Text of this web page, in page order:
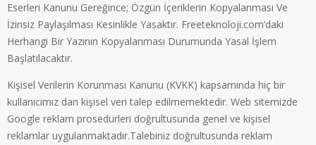
Eserleri Kanunu Gereğince; Özgün İçeriklerin Kopyalanması Ve
İzinsiz Paylaşılması Kesinlikle Yasaktır. Freeteknoloji.com’daki
Herhangi Bir Yazının Kopyalanması Durumunda Yasal İşlem
Başlatılacaktır.
Kişisel Verilerin Korunması Kanunu (KVKK) kapsamında hiç bir
kullanıcımız dan kişisel veri talep edilmemektedir. Web sitemizde
Google reklam prosedürleri doğrultusunda genel ve kişisel
reklamlar uygulanmaktadır.Talebiniz doğrultusunda reklam